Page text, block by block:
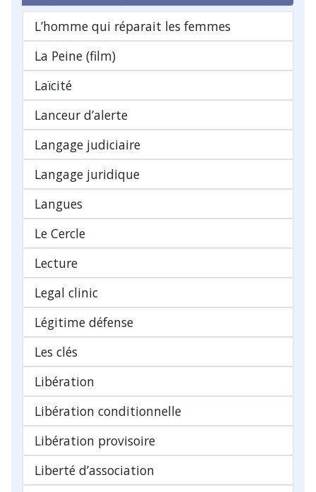
L’homme qui réparait les femmes
La Peine (film)
Laïcité
Lanceur d’alerte
Langage judiciaire
Langage juridique
Langues
Le Cercle
Lecture
Legal clinic
Légitime défense
Les clés
Libération
Libération conditionnelle
Libération provisoire
Liberté d’association